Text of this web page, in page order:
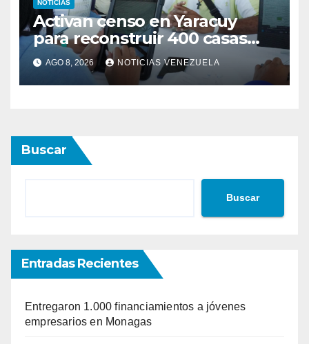
NOTICIAS
Activan censo en Yaracuy
para reconstruir 400 casas
tras sismos del 24J
AGO 8, 2026 NOTICIAS VENEZUELA
Buscar
Buscar
Entradas Recientes
Entregaron 1.000 financiamientos a jóvenes
empresarios en Monagas